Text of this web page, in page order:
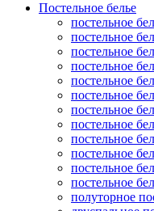
Постельное белье
постельное
постельное
постельное
постельное
постельное
постельное
постельное
постельное
постельное
постельное
постельное
постельное
полуторное